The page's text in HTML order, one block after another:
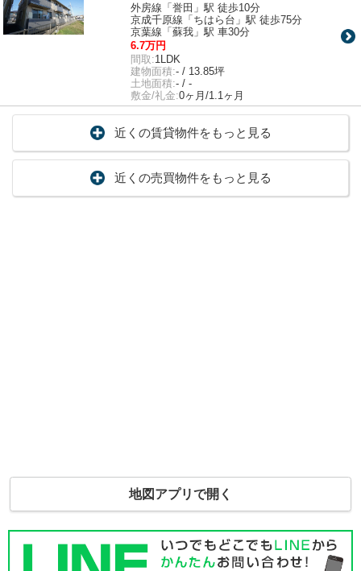
外房線「誉田」駅 徒歩10分
京成千原線「ちはら台」駅 徒歩75分
京葉線「蘇我」駅 車30分
6.7万円
間取:1LDK
建物面積:- / 13.85坪
土地面積:- / -
敷金/礼金:0ヶ月/1.1ヶ月
近くの賃貸物件をもっと見る
近くの売買物件をもっと見る
地図アプリで開く